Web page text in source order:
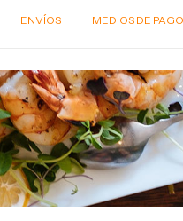
ENVÍOS MEDIOS DE PAGO